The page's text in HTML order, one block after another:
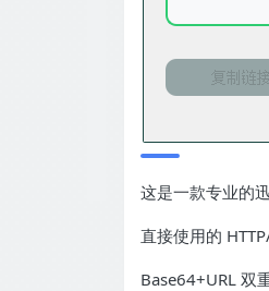
这是一款专业的
直接使用的
Base64+URL 双